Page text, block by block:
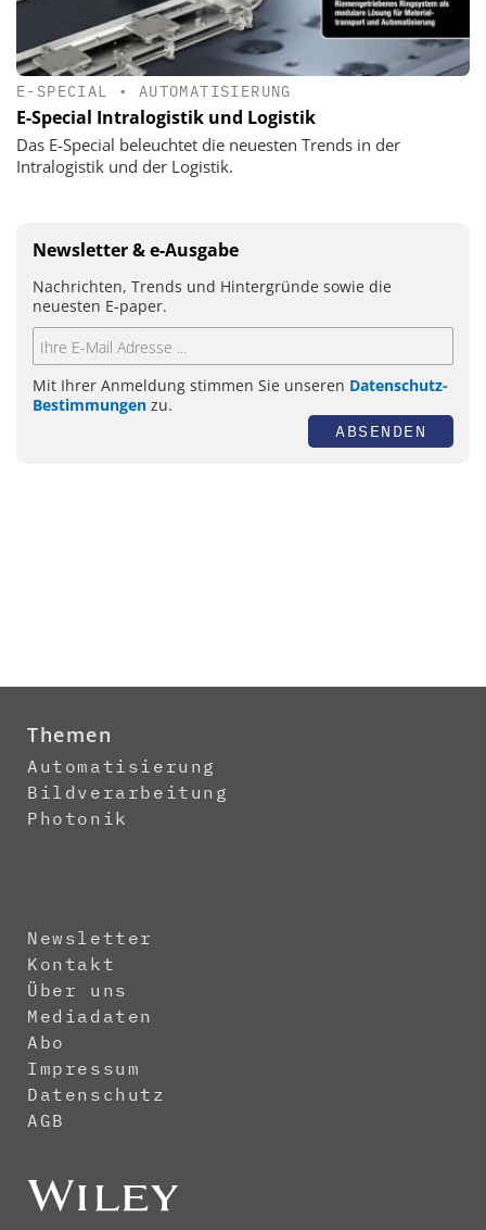
E-SPECIAL • AUTOMATISIERUNG
E-Special Intralogistik und Logistik
Das E-Special beleuchtet die neuesten Trends in der
Intralogistik und der Logistik.
Newsletter & e-Ausgabe
Nachrichten, Trends und Hintergründe sowie die
neuesten E-paper.
Mit Ihrer Anmeldung stimmen Sie unseren Datenschutz-
Bestimmungen zu.
ABSENDEN
Themen
Automatisierung
Bildverarbeitung
Photonik
Newsletter
Kontakt
Über uns
Mediadaten
Abo
Impressum
Datenschutz
AGB